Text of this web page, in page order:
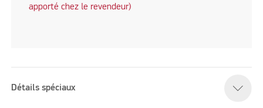
apporté chez le revendeur)
Détails spéciaux